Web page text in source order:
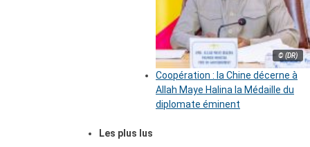
© (DR)
Coopération : la Chine décerne à
Allah Maye Halina la Médaille du
diplomate éminent
Les plus lus